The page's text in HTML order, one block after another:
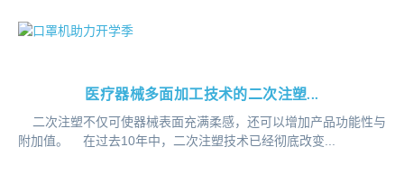
医疗器械多面加工技术的二次注塑...
二次注塑不仅可使器械表面充满柔感，还可以增加产品功能性与
附加值。 在过去10年中，二次注塑技术已经彻底改变...